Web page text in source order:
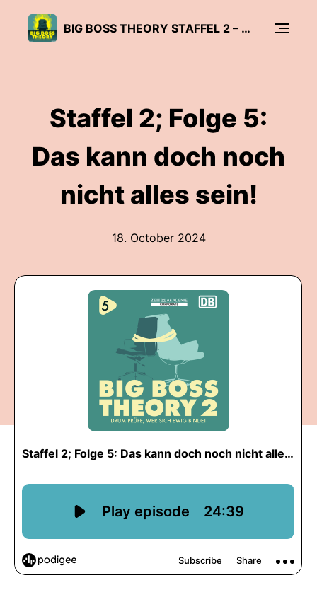
BIG BOSS THEORY STAFFEL 2 – DRUM PRÜFE, WER SICH EWIG BINDET
Staffel 2; Folge 5:
Das kann doch noch
nicht alles sein!
18. October 2024